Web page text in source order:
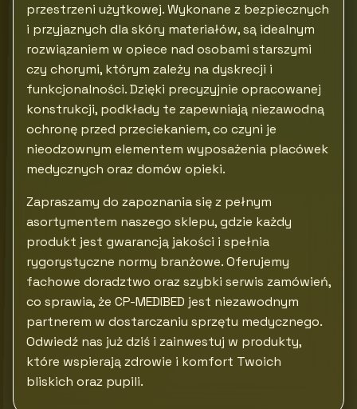
przestrzeni użytkowej. Wykonane z bezpiecznych
i przyjaznych dla skóry materiałów, są idealnym
rozwiązaniem w opiece nad osobami starszymi
czy chorymi, którym zależy na dyskrecji i
funkcjonalności. Dzięki precyzyjnie opracowanej
konstrukcji, podkłady te zapewniają niezawodną
ochronę przed przeciekaniem, co czyni je
nieodzownym elementem wyposażenia placówek
medycznych oraz domów opieki.
Zapraszamy do zapoznania się z pełnym
asortymentem naszego sklepu, gdzie każdy
produkt jest gwarancją jakości i spełnia
rygorystyczne normy branżowe. Oferujemy
fachowe doradztwo oraz szybki serwis zamówień,
co sprawia, że CP-MEDIBED jest niezawodnym
partnerem w dostarczaniu sprzętu medycznego.
Odwiedź nas już dziś i zainwestuj w produkty,
które wspierają zdrowie i komfort Twoich
bliskich oraz pupili.